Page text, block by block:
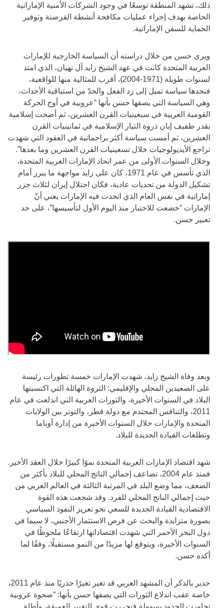
ذلك، تشهد المنطقة توسعًا في وجود الشركات الأمنية الإماراتية
الخاصة بهدف إجراء عمليات مكافحة أنشطة القرصنة وتوفير
الحماية للسفن الإماراتية.
ويرى حسن من خلال دراسته أن السياسة الخارجية للإمارات
العربية المتحدة كانت في عهد الشيخ زايد آل نهيان، الذي امتد
لسنوات طويلة (1971-2004)، أقرب للمثالية منها للواقعية،
فنجدها سياسة تميل إلى رد الفعل والحدّ من استباقية الأحداث،
وهي السياسة التي يصفها حسن بأنها “عروبية في أوج الحركة
القومية العربية في سبعينيات القرن العشرين، ثم أضحت إسلامية
بقدر طفيف إبان ذروة التيار الإسلامية في ثمانينيات القرن
العشرين، ثم أمست سياسة أكثر براجماتية في العقود التي شهدت
تراجع الأيديولوجيات خلال تسعينيات القرن العشرين وما بعدها”.
وخلال السنوات الأولى من عمر اتحاد الإمارات العربية المتحدة،
الذي تأسس في عام 1971، كان على زايد مواجهة ما يبرز أمام
تشكيل الدولة من تحديات عادية، فكان احتلال إيران لثلاث جزر
إماراتية في نفس العام الذي اتحدت فيه الإمارات يعني أنّ
الإمارات “خضعت للاختبار منذ اليوم الأول لتأسيسها”، على حد
تعبير حسن.
وبعد وفاة الشيخ زايد، شهدت الإمارات خمسة تطورات رئيسة
على الصعيدين المحلي والإقليمي: الثروة الهائلة التي اكتسبتها
البلاد في السنوات الأخيرة، والثورات العربية التي اندلعت في عام
2011، والتنافس المحتدم مع دولة قطر، والتوتر بين الولايات
المتحدة والإمارات خلال السنوات الأخيرة من إدارة أوباما
وتطلعات القيادة الجديدة للبلاد.
شهد اقتصاد الإمارات العربية المتحدة نموًا كبيرًا خلال العقد الأخير.
فمنذ عام 2004، تضاعف إجمالي الناتج المحلي للبلاد بأكثر من
الضعف، مما وضع البلد في المرتبة الثالثة في العالم العربي من
حيث إجمالي الناتج المحلي للفرد. وقد شجعت هذه القوة
الاقتصادية القيادة الجديدة للسعي نحو تعزيز النفوذ السياسي
بصورة متزايدة والبحث عن فرص الاستثمار الأجنبي، لا سيما في
دول البحر الأحمر التي شهدت اقتصاداتها ارتفاعًا ملحوظًا في
السنوات الأخيرة، ويتوقع لها مزيدًا من النمو مستقبلًا، وفقًا لما
أكده حسن.
جدير بالذكر أن المشهد العربي قد تغير تغيرًا جذريًا منذ عام 2011،
خاصة عقب اندلاع الثورات التي يصفها حسن بأنها: “صحوة عروبية
تجاوزت الحدود بسهولة فتحررت قوى التغيير العميقة، وأطلق